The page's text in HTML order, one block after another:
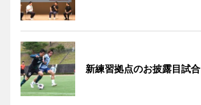
新練習拠点のお披露目試合